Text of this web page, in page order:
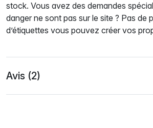
stock. Vous avez des demandes
danger ne sont pas sur le site ? Pas
d’étiquettes vous pouvez créer vos
Avis (2)